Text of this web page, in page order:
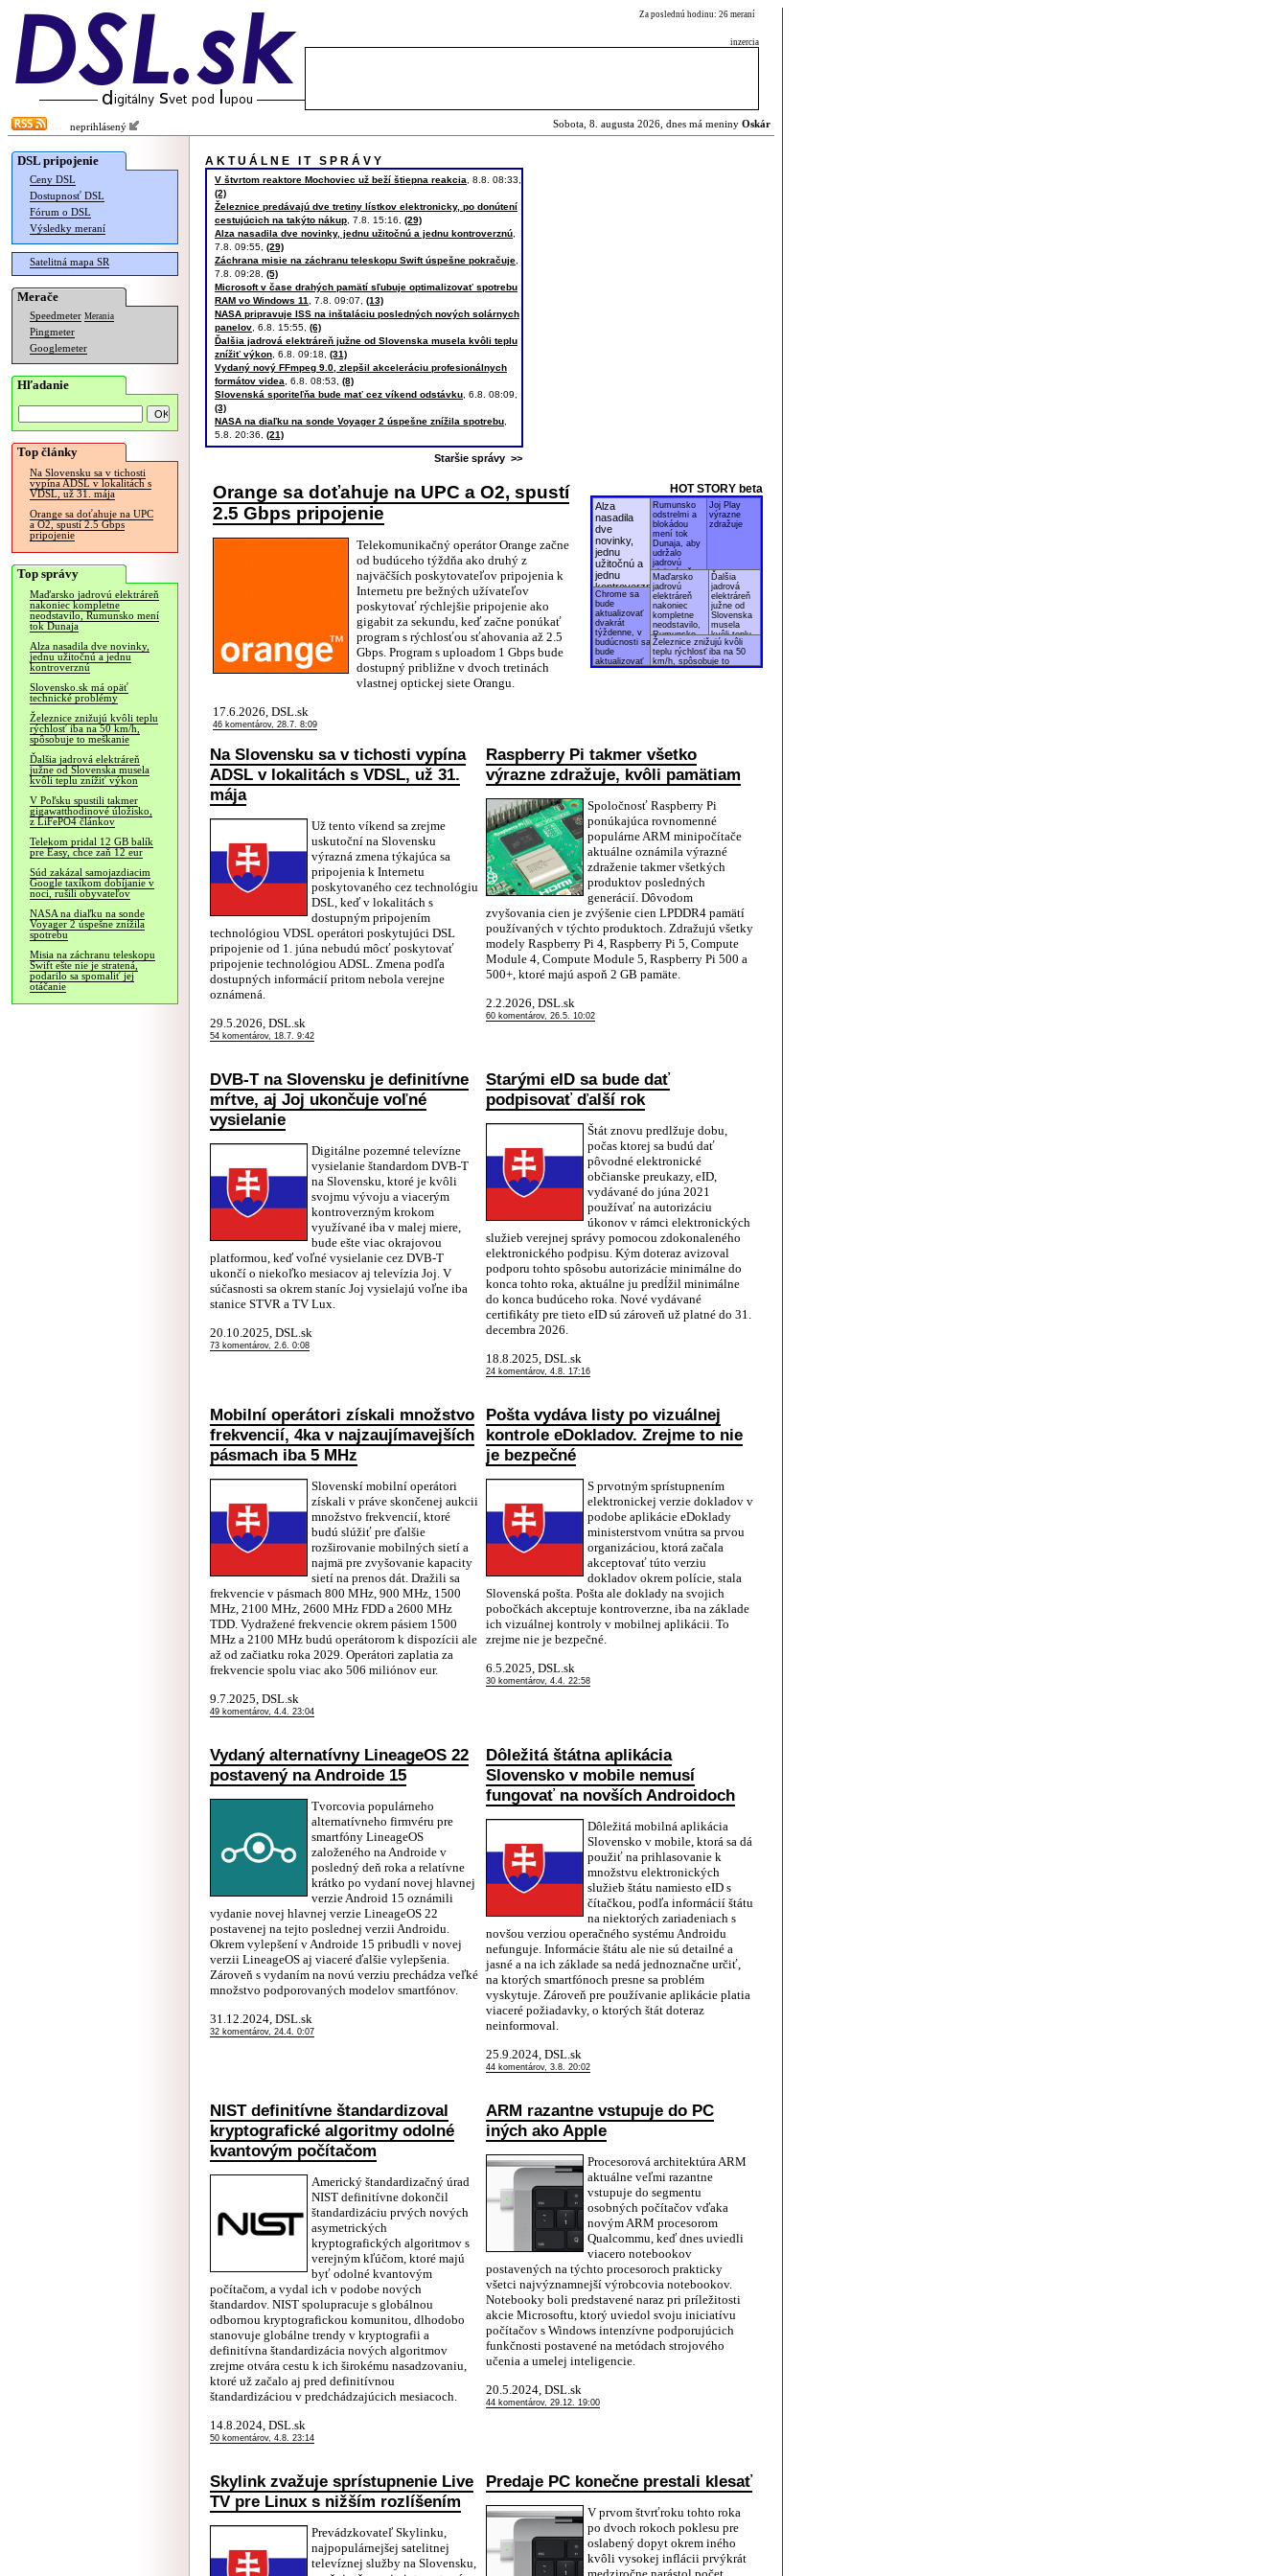
Za poslednú hodinu: 26 meraní
inzercia
neprihlásený Sobota, 8. augusta 2026, dnes má meniny Oskár
DSL pripojenie
Ceny DSL
Dostupnosť DSL
Fórum o DSL
Výsledky meraní
Satelitná mapa SR
Merače
Speedmeter Merania
Pingmeter
Googlemeter
Hľadanie
Top články
Na Slovensku sa v tichosti
vypína ADSL v lokalitách s
VDSL, už 31. mája
Orange sa doťahuje na UPC
a O2, spustí 2.5 Gbps
pripojenie
Top správy
Maďarsko jadrovú elektráreň
nakoniec kompletne
neodstavilo, Rumunsko mení
tok Dunaja
Alza nasadila dve novinky,
jednu užitočnú a jednu
kontroverznú
Slovensko.sk má opäť
technické problémy
Železnice znižujú kvôli teplu
rýchlosť iba na 50 km/h,
spôsobuje to meškanie
Ďalšia jadrová elektráreň
južne od Slovenska musela
kvôli teplu znížiť výkon
V Poľsku spustili takmer
gigawatthodinové úložisko,
z LiFePO4 článkov
Telekom pridal 12 GB balík
pre Easy, chce zaň 12 eur
Súd zakázal samojazdiacim
Google taxíkom dobíjanie v
noci, rušili obyvateľov
NASA na diaľku na sonde
Voyager 2 úspešne znížila
spotrebu
Misia na záchranu teleskopu
Swift ešte nie je stratená,
podarilo sa spomaliť jej
otáčanie
A K T U Á L N E I T S P R Á V Y
V štvrtom reaktore Mochoviec už beží štiepna reakcia , 8.8. 08:33,
(2)
Železnice predávajú dve tretiny lístkov elektronicky, po donútení
cestujúcich na takýto nákup , 7.8. 15:16, (29)
Alza nasadila dve novinky, jednu užitočnú a jednu kontroverznú
7.8. 09:55, (29)
Záchrana misie na záchranu teleskopu Swift úspešne pokračuje
7.8. 09:28, (5)
Microsoft v čase drahých pamätí sľubuje optimalizovať spotrebu
RAM vo Windows 11
, 7.8. 09:07, (13)
NASA pripravuje ISS na inštaláciu posledných nových solárnych
panelov , 6.8. 15:55, (6)
Ďalšia jadrová elektráreň južne od Slovenska musela kvôli teplu
znížiť výkon , 6.8. 09:18, (31)
Vydaný nový FFmpeg 9.0, zlepšil akceleráciu profesionálnych
formátov videa , 6.8. 08:53, (8)
Slovenská sporiteľňa bude mať cez víkend odstávku , 6.8. 08:09,
(3)
NASA na diaľku na sonde Voyager 2 úspešne znížila spotrebu
5.8. 20:36, (21)
Staršie správy >>
Orange sa doťahuje na UPC a O2, spustí
2.5 Gbps pripojenie
Telekomunikačný operátor Orange začne
od budúceho týždňa ako druhý z
najväčších poskytovateľov pripojenia k
Internetu pre bežných užívateľov
poskytovať rýchlejšie pripojenie ako
gigabit za sekundu, keď začne ponúkať
program s rýchlosťou sťahovania až 2.5
Gbps. Program s uploadom 1 Gbps bude
dostupný približne v dvoch tretinách
vlastnej optickej siete Orangu.
17.6.2026, DSL.sk
46 komentárov, 28.7. 8:09
HOT STORY beta
Alza
nasadila
dve
novinky,
jednu
užitočnú a
jednu
kontroverznú
Chrome sa
bude
aktualizovať
dvakrát
týždenne, v
budúcnosti sa
bude
aktualizovať
bez reštartov
Rumunsko
odstrelmi a
blokádou
mení tok
Dunaja, aby
udržalo
jadrovú
elektráreň v
chode
Joj Play
výrazne
zdražuje
Maďarsko
jadrovú
elektráreň
nakoniec
kompletne
neodstavilo,
Rumunsko
mení tok
Dunaja
Ďalšia
jadrová
elektráreň
južne od
Slovenska
musela
kvôli teplu
znížiť
výkon
Železnice znižujú kvôli
teplu rýchlosť iba na 50
km/h, spôsobuje to
meškanie
Na Slovensku sa v tichosti vypína
ADSL v lokalitách s VDSL, už 31.
mája
Už tento víkend sa zrejme
uskutoční na Slovensku
výrazná zmena týkajúca sa
pripojenia k Internetu
poskytovaného cez technológiu
DSL, keď v lokalitách s
dostupným pripojením
technológiou VDSL operátori poskytujúci DSL
pripojenie od 1. júna nebudú môcť poskytovať
pripojenie technológiou ADSL. Zmena podľa
dostupných informácií pritom nebola verejne
oznámená.
29.5.2026, DSL.sk
54 komentárov, 18.7. 9:42
Raspberry Pi takmer všetko
výrazne zdražuje, kvôli pamätiam
Spoločnosť Raspberry Pi
ponúkajúca rovnomenné
populárne ARM minipočítače
aktuálne oznámila výrazné
zdraženie takmer všetkých
produktov posledných
generácií. Dôvodom
zvyšovania cien je zvýšenie cien LPDDR4 pamätí
používaných v týchto produktoch. Zdražujú všetky
modely Raspberry Pi 4, Raspberry Pi 5, Compute
Module 4, Compute Module 5, Raspberry Pi 500 a
500+, ktoré majú aspoň 2 GB pamäte.
2.2.2026, DSL.sk
60 komentárov, 26.5. 10:02
DVB-T na Slovensku je definitívne
mŕtve, aj Joj ukončuje voľné
vysielanie
Digitálne pozemné televízne
vysielanie štandardom DVB-T
na Slovensku, ktoré je kvôli
svojmu vývoju a viacerým
kontroverzným krokom
využívané iba v malej miere,
bude ešte viac okrajovou
platformou, keď voľné vysielanie cez DVB-T
ukončí o niekoľko mesiacov aj televízia Joj. V
súčasnosti sa okrem staníc Joj vysielajú voľne iba
stanice STVR a TV Lux.
20.10.2025, DSL.sk
73 komentárov, 2.6. 0:08
Starými eID sa bude dať
podpisovať ďalší rok
Štát znovu predlžuje dobu,
počas ktorej sa budú dať
pôvodné elektronické
občianske preukazy, eID,
vydávané do júna 2021
používať na autorizáciu
úkonov v rámci elektronických
služieb verejnej správy pomocou zdokonaleného
elektronického podpisu. Kým doteraz avizoval
podporu tohto spôsobu autorizácie minimálne do
konca tohto roka, aktuálne ju predĺžil minimálne
do konca budúceho roka. Nové vydávané
certifikáty pre tieto eID sú zároveň už platné do 31.
decembra 2026.
18.8.2025, DSL.sk
24 komentárov, 4.8. 17:16
Mobilní operátori získali množstvo
frekvencií, 4ka v najzaujímavejších
pásmach iba 5 MHz
Slovenskí mobilní operátori
získali v práve skončenej aukcii
množstvo frekvencií, ktoré
budú slúžiť pre ďalšie
rozširovanie mobilných sietí a
najmä pre zvyšovanie kapacity
sietí na prenos dát. Dražili sa
frekvencie v pásmach 800 MHz, 900 MHz, 1500
MHz, 2100 MHz, 2600 MHz FDD a 2600 MHz
TDD. Vydražené frekvencie okrem pásiem 1500
MHz a 2100 MHz budú operátorom k dispozícii ale
až od začiatku roka 2029. Operátori zaplatia za
frekvencie spolu viac ako 506 miliónov eur.
9.7.2025, DSL.sk
49 komentárov, 4.4. 23:04
Pošta vydáva listy po vizuálnej
kontrole eDokladov. Zrejme to nie
je bezpečné
S prvotným sprístupnením
elektronickej verzie dokladov v
podobe aplikácie eDoklady
ministerstvom vnútra sa prvou
organizáciou, ktorá začala
akceptovať túto verziu
dokladov okrem polície, stala
Slovenská pošta. Pošta ale doklady na svojich
pobočkách akceptuje kontroverzne, iba na základe
ich vizuálnej kontroly v mobilnej aplikácii. To
zrejme nie je bezpečné.
6.5.2025, DSL.sk
30 komentárov, 4.4. 22:58
Vydaný alternatívny LineageOS 22
postavený na Androide 15
Tvorcovia populárneho
alternatívneho firmvéru pre
smartfóny LineageOS
založeného na Androide v
posledný deň roka a relatívne
krátko po vydaní novej hlavnej
verzie Android 15 oznámili
vydanie novej hlavnej verzie LineageOS 22
postavenej na tejto poslednej verzii Androidu.
Okrem vylepšení v Androide 15 pribudli v novej
verzii LineageOS aj viaceré ďalšie vylepšenia.
Zároveň s vydaním na novú verziu prechádza veľké
množstvo podporovaných modelov smartfónov.
31.12.2024, DSL.sk
32 komentárov, 24.4. 0:07
Dôležitá štátna aplikácia
Slovensko v mobile nemusí
fungovať na novších Androidoch
Dôležitá mobilná aplikácia
Slovensko v mobile, ktorá sa dá
použiť na prihlasovanie k
množstvu elektronických
služieb štátu namiesto eID s
čítačkou, podľa informácií štátu
na niektorých zariadeniach s
novšou verziou operačného systému Androidu
nefunguje. Informácie štátu ale nie sú detailné a
jasné a na ich základe sa nedá jednoznačne určiť,
na ktorých smartfónoch presne sa problém
vyskytuje. Zároveň pre používanie aplikácie platia
viaceré požiadavky, o ktorých štát doteraz
neinformoval.
25.9.2024, DSL.sk
44 komentárov, 3.8. 20:02
NIST definitívne štandardizoval
kryptografické algoritmy odolné
kvantovým počítačom
Americký štandardizačný úrad
NIST definitívne dokončil
štandardizáciu prvých nových
asymetrických
kryptografických algoritmov s
verejným kľúčom, ktoré majú
byť odolné kvantovým
počítačom, a vydal ich v podobe nových
štandardov. NIST spolupracuje s globálnou
odbornou kryptografickou komunitou, dlhodobo
stanovuje globálne trendy v kryptografii a
definitívna štandardizácia nových algoritmov
zrejme otvára cestu k ich širokému nasadzovaniu,
ktoré už začalo aj pred definitívnou
štandardizáciou v predchádzajúcich mesiacoch.
14.8.2024, DSL.sk
50 komentárov, 4.8. 23:14
ARM razantne vstupuje do PC
iných ako Apple
Procesorová architektúra ARM
aktuálne veľmi razantne
vstupuje do segmentu
osobných počítačov vďaka
novým ARM procesorom
Qualcommu, keď dnes uviedli
viacero notebookov
postavených na týchto procesoroch prakticky
všetci najvýznamnejší výrobcovia notebookov.
Notebooky boli predstavené naraz pri príležitosti
akcie Microsoftu, ktorý uviedol svoju iniciatívu
počítačov s Windows intenzívne podporujúcich
funkčnosti postavené na metódach strojového
učenia a umelej inteligencie.
20.5.2024, DSL.sk
44 komentárov, 29.12. 19:00
Skylink zvažuje sprístupnenie Live
TV pre Linux s nižším rozlíšením
Prevádzkovateľ Skylinku,
najpopulárnejšej satelitnej
televíznej služby na Slovensku,
Predaje PC konečne prestali klesať
V prvom štvrťroku tohto roka
po dvoch rokoch poklesu pre
oslabený dopyt okrem iného
kvôli vysokej inflácii prvýkrát